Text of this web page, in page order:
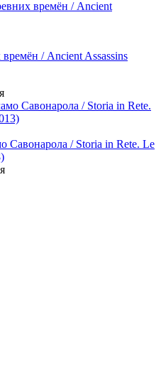
/ Ancient Assassins
Савонарола / Storia in Rete. Le